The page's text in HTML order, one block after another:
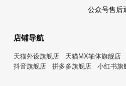
公众号售后
店铺导航
天猫外设旗舰店 天猫MX轴体旗舰店
抖音旗舰店
拼多多旗舰店 小红书旗